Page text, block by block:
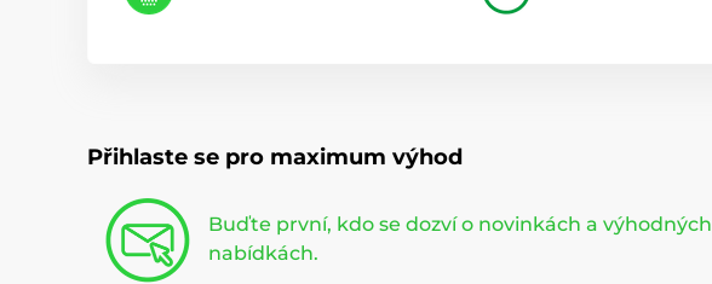
Přihlaste se pro maximum výhod
Buďte první, kdo se dozví o novinkách a výhodných
nabídkách.